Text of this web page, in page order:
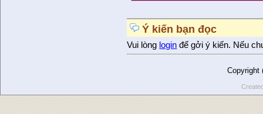
Ý kiến bạn đọc
Vui lòng login để gởi ý kiến. Nếu
Copyright